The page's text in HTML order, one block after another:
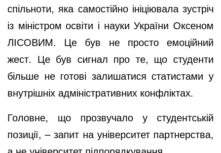
спільноти, яка самостійно ініціювала зустріч
із міністром освіти і науки України Оксеном
ЛІСОВИМ. Це був не просто емоційний
жест. Це був сигнал про те, що студенти
більше не готові залишатися статистами у
внутрішніх адміністративних конфліктах.
Головне, що прозвучало у студентській
позиції, – запит на університет партнерства,